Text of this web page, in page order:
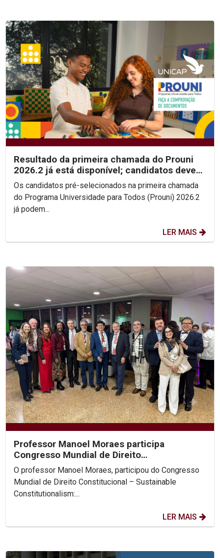
Resultado da primeira chamada do Prouni
2026.2 já está disponível; candidatos devem
enviar...
Os candidatos pré-selecionados na primeira chamada
do Programa Universidade para Todos (Prouni) 2026.2
já podem...
LER MAIS
Professor Manoel Moraes participa
Congresso Mundial de Direito
Constitucional, na Colômbia.
O professor Manoel Moraes, participou do Congresso
Mundial de Direito Constitucional – Sustainable
Constitutionalism:...
LER MAIS